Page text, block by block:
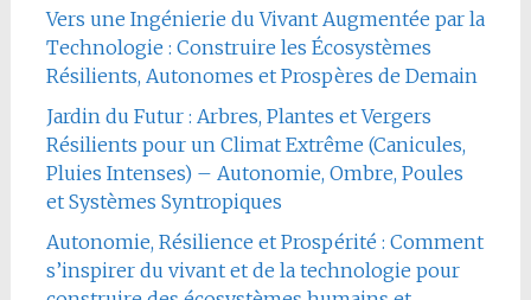
Vers une Ingénierie du Vivant Augmentée par la
Technologie : Construire les Écosystèmes
Résilients, Autonomes et Prospères de Demain
Jardin du Futur : Arbres, Plantes et Vergers
Résilients pour un Climat Extrême (Canicules,
Pluies Intenses) – Autonomie, Ombre, Poules
et Systèmes Syntropiques
Autonomie, Résilience et Prospérité : Comment
s’inspirer du vivant et de la technologie pour